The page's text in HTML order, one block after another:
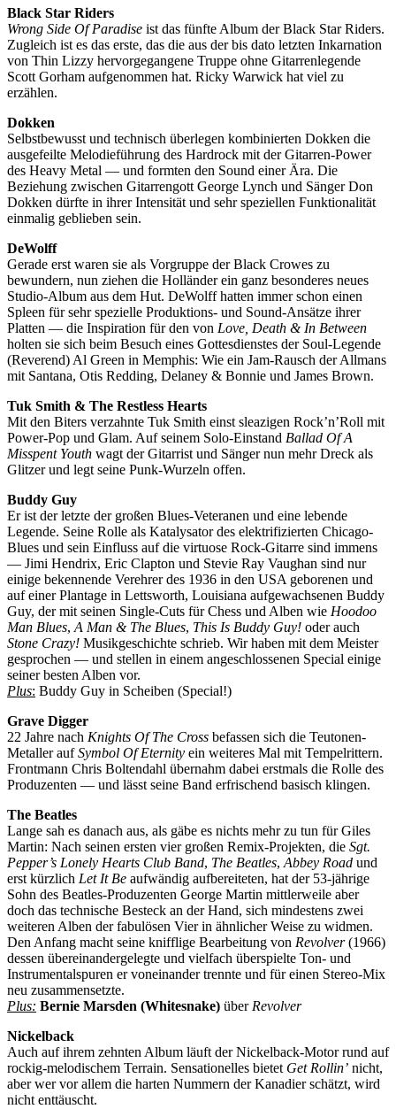
Black Star Riders
Wrong Side Of Paradise ist das fünfte Album der Black Star Riders.
Zugleich ist es das erste, das die aus der bis dato letzten Inkarnation
von Thin Lizzy hervorgegangene Truppe ohne Gitarrenlegende
Scott Gorham aufgenommen hat. Ricky Warwick hat viel zu
erzählen.
Dokken
Selbstbewusst und technisch überlegen kombinierten Dokken die
ausgefeilte Melodieführung des Hardrock mit der Gitarren-Power
des Heavy Metal — und formten den Sound einer Ära. Die
Beziehung zwischen Gitarrengott George Lynch und Sänger Don
Dokken dürfte in ihrer Intensität und sehr speziellen Funktionalität
einmalig geblieben sein.
DeWolff
Gerade erst waren sie als Vorgruppe der Black Crowes zu
bewundern, nun ziehen die Holländer ein ganz besonderes neues
Studio-Album aus dem Hut. DeWolff hatten immer schon einen
Spleen für sehr spezielle Produktions- und Sound-Ansätze ihrer
Platten — die Inspiration für den von Love, Death & In Between
holten sie sich beim Besuch eines Gottesdienstes der Soul-Legende
(Reverend) Al Green in Memphis: Wie ein Jam-Rausch der Allmans
mit Santana, Otis Redding, Delaney & Bonnie und James Brown.
Tuk Smith & The Restless Hearts
Mit den Biters verzahnte Tuk Smith einst sleazigen Rock’n’Roll mit
Power-Pop und Glam. Auf seinem Solo-Einstand Ballad Of A
Misspent Youth wagt der Gitarrist und Sänger nun mehr Dreck als
Glitzer und legt seine Punk-Wurzeln offen.
Buddy Guy
Er ist der letzte der großen Blues-Veteranen und eine lebende
Legende. Seine Rolle als Katalysator des elektrifizierten Chicago-
Blues und sein Einfluss auf die virtuose Rock-Gitarre sind immens
— Jimi Hendrix, Eric Clapton und Stevie Ray Vaughan sind nur
einige bekennende Verehrer des 1936 in den USA geborenen und
auf einer Plantage in Lettsworth, Louisiana aufgewachsenen Buddy
Guy, der mit seinen Single-Cuts für Chess und Alben wie Hoodoo
Man Blues, A Man & The Blues, This Is Buddy Guy! oder auch
Stone Crazy! Musikgeschichte schrieb. Wir haben mit dem Meister
gesprochen — und stellen in einem angeschlossenen Special einige
seiner besten Alben vor.
Plus: Buddy Guy in Scheiben (Special!)
Grave Digger
22 Jahre nach Knights Of The Cross befassen sich die Teutonen-
Metaller aufSymbol Of Eternity ein weiteres Mal mit Tempelrittern.
Frontmann Chris Boltendahl übernahm dabei erstmals die Rolle des
Produzenten — und lässt seine Band erfrischend basisch klingen.
The Beatles
Lange sah es danach aus, als gäbe es nichts mehr zu tun für Giles
Martin: Nach seinen ersten vier großen Remix-Projekten, die Sgt.
Pepper’s Lonely Hearts Club Band, The Beatles, Abbey Road und
erst kürzlich Let It Be aufwändig aufbereiteten, hat der 53-jährige
Sohn des Beatles-Produzenten George Martin mittlerweile aber
doch das technische Besteck an der Hand, sich mindestens zwei
weiteren Alben der fabulösen Vier in ähnlicher Weise zu widmen.
Den Anfang macht seine knifflige Bearbeitung von Revolver(1966)
dessen übereinandergelegte und vielfach überspielte Ton- und
Instrumentalspuren er voneinander trennte und für einen Stereo-Mix
neu zusammensetzte.
Plus: Bernie Marsden (Whitesnake) über Revolver
Nickelback
Auch auf ihrem zehnten Album läuft der Nickelback-Motor rund auf
rockig-melodischem Terrain. Sensationelles bietet Get Rollin’ nicht,
aber wer vor allem die harten Nummern der Kanadier schätzt, wird
nicht enttäuscht.